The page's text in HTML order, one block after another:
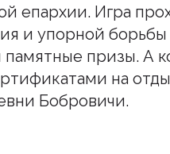
епархии. Игра
и упорной борьбы
памятные призы. А
на
Бобровичи.